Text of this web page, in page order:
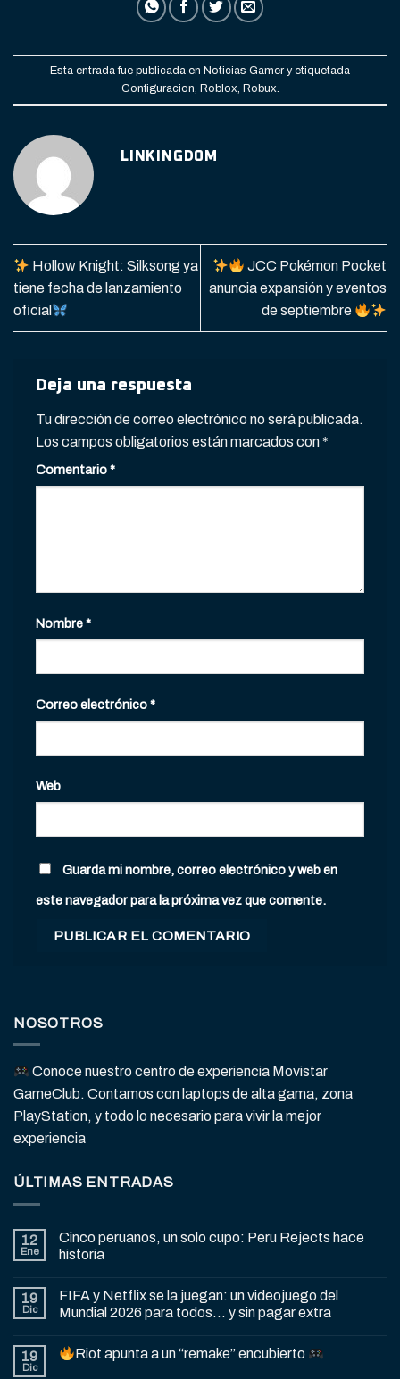
Esta entrada fue publicada en Noticias Gamer y etiquetada
Configuracion, Roblox, Robux.
LINKINGDOM
Hollow Knight: Silksong ya
tiene fecha de lanzamiento
oficial
JCC Pokémon Pocket
anuncia expansión y eventos
de septiembre
Deja una respuesta
Tu dirección de correo electrónico no será publicada.
Los campos obligatorios están marcados con*
Comentario*
Nombre*
Correo electrónico*
Web
Guarda mi nombre, correo electrónico y web en
este navegador para la próxima vez que comente.
NOSOTROS
Conoce nuestro centro de experiencia Movistar
GameClub. Contamos con laptops de alta gama, zona
PlayStation, y todo lo necesario para vivir la mejor
experiencia
ÚLTIMAS ENTRADAS
12
Ene
Cinco peruanos, un solo cupo: Peru Rejects hace
historia
19
Dic
FIFA y Netflix se la juegan: un videojuego del
Mundial 2026 para todos… y sin pagar extra
19
Dic
Riot apunta a un “remake” encubierto